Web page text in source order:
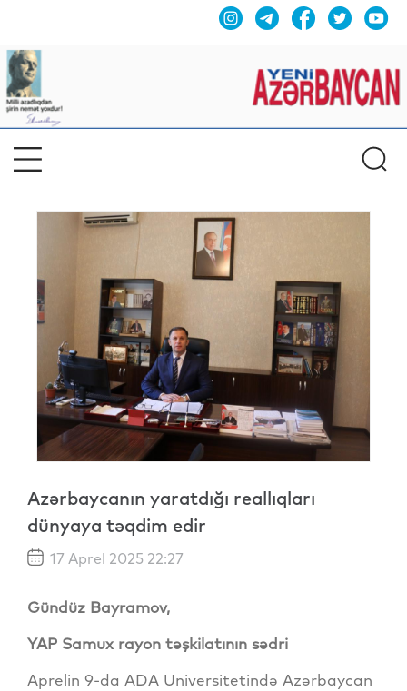
Azərbaycanın yaratdığı reallıqları
dünyaya təqdim edir
17 Aprel 2025 22:27
Gündüz Bayramov,
YAP Samux rayon təşkilatının sədri
Aprelin 9-da ADA Universitetində Azərbaycan